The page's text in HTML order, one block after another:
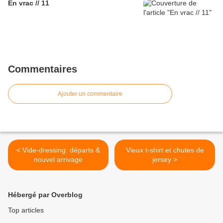
En vrac // 11
Commentaires
Ajouter un commentaire
< Vide-dressing: départs &
nouvel arrivage
Vieux t-shirt et chutes de
jersey >
Hébergé par Overblog
Top articles